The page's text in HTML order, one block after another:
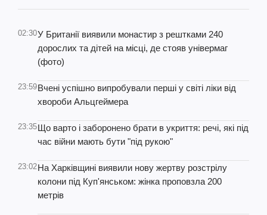
02:30У Британії виявили монастир з рештками 240
дорослих та дітей на місці, де стояв універмаг
(фото)
23:59Вчені успішно випробували перші у світі ліки від
хвороби Альцгеймера
23:35Що варто і заборонено брати в укриття: речі, які під
час війни мають бути "під рукою"
23:02На Харківщині виявили нову жертву розстрілу
колони під Куп'янськом: жінка проповзла 200
метрів